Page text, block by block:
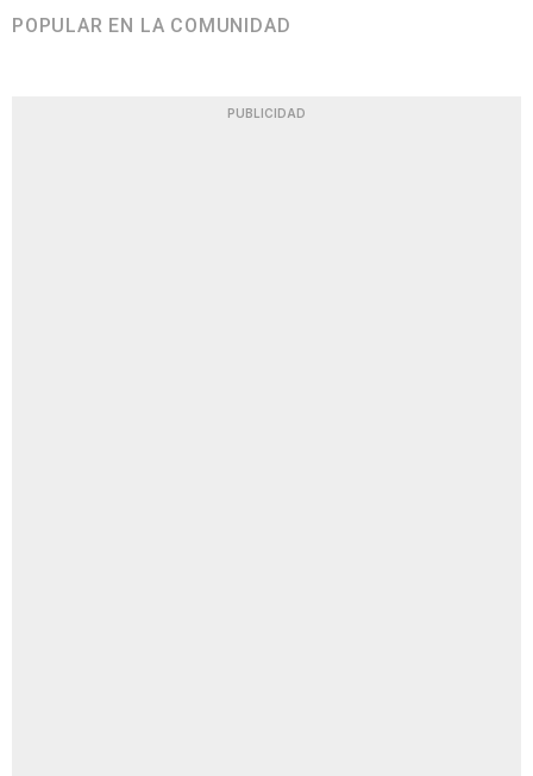
POPULAR EN LA COMUNIDAD
PUBLICIDAD